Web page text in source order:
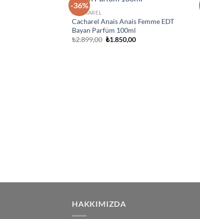
-36%
Ekle
CACHAREL
Cacharel Anais Anais Femme EDT
Bayan Parfüm 100ml
₺2.899,00 Orijinal
₺1.850,00Şu
HAKKIMIZDA